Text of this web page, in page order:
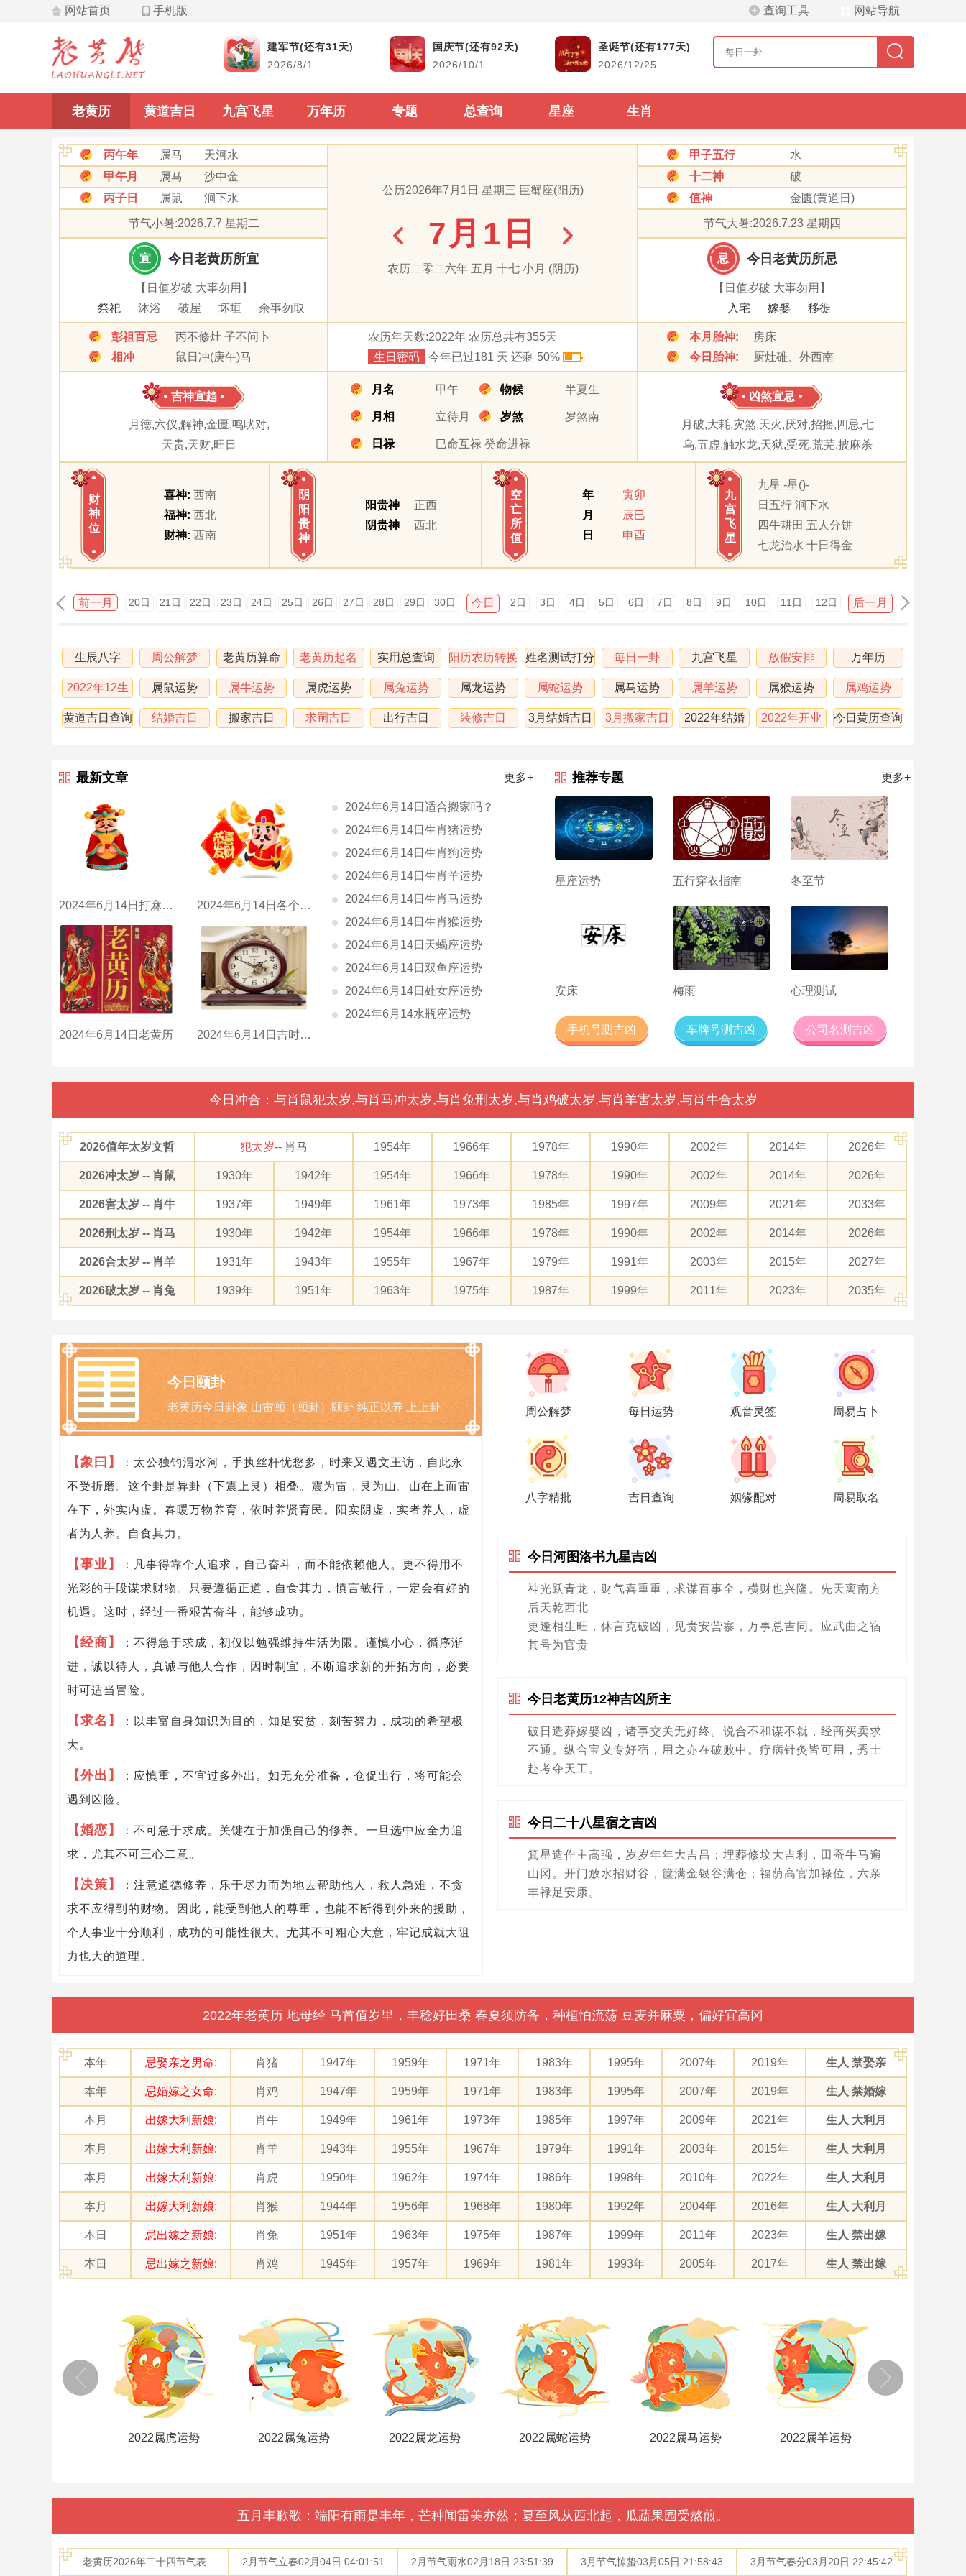
网站首页 手机版 查询工具 网站导航
飞星
九宫飞星
黄道吉日
结婚吉日
搬家吉日
开市吉日
装修吉日
动土吉日
生活查询
生男生女查询
古今时辰对照
阴阳历转换
二十四节气表
60甲子纳音顺序
建军节(还有31天)
2026/8/1
国庆节(还有92天)
2026/10/1
圣诞节(还有177天)
2026/12/25
老黄历 黄道吉日 九宫飞星 万年历 专题 总查询 星座 生肖
丙午年 属马
天河水
甲午月
属马
沙中金
丙子日
属鼠 涧下水
公历2026年7月1日 星期三 巨蟹座(阳历)
7月1日
农历二零二六年 五月 十七 小月 (阴历)
甲子五行
水
十二神
破
值神
金匮(黄道日)
节气小暑:2026.7.7 星期二 节气大暑:2026.7.23 星期四
宜 今日老黄历所宜
【日值岁破 大事勿用】
祭祀
沐浴 破屋 坏垣 余事勿取
忌 今日老黄历所忌
【日值岁破 大事勿用】
入宅
嫁娶 移徙
彭祖百忌
丙不修灶 子不问卜
相冲
鼠日冲(庚午)马
农历年天数:2022年 农历总共有355天
生日密码
今年已过181 天 还剩 50%
本月胎神:
房床
今日胎神:
厨灶碓、外西南
吉神宜趋
月德,六仪,解神,金匮,鸣吠对,
天贵,天财,旺日
月名 甲午 物候 半夏生
月相 立待月 岁煞 岁煞南
日禄 巳命互禄 癸命进禄
凶煞宜忌
月破,大耗,灾煞,天火,厌对,招摇,四忌,七
乌,五虚,触水龙,天狱,受死,荒芜,披麻杀
财
神
位
喜神: 西南
福神: 西北
财神: 西南
阴
阳
贵
神
阳贵神
正西
阴贵神
西北
空
亡
所
值
年
寅卯
月
辰巳
日
申酉
九
宫
飞
星
九星 -星()-
日五行 涧下水
四牛耕田 五人分饼
七龙治水 十日得金
前一月 20日 21日 22日 23日 24日 25日 26日 27日 28日 29日 30日 今日 2日 3日 4日 5日 6日 7日 8日 9日 10日 11日 12日 后一月
生辰八字 周公解梦 老黄历算命 老黄历起名 实用总查询 阳历农历转换 姓名测试打分 每日一卦 九宫飞星 放假安排 万年历
2022年12生
肖运程
属鼠运势 属牛运势 属虎运势 属兔运势 属龙运势 属蛇运势 属马运势 属羊运势 属猴运势 属鸡运势
黄道吉日查询 结婚吉日 搬家吉日 求嗣吉日 出行吉日 装修吉日
3月结婚吉日
3月搬家吉日
2022年结婚
2022年开业
今日黄历查询
最新文章 更多+ 推荐专题 更多+
2024年6月14日打麻将财神方位 2024年6月14日各个时辰财喜神方位
2024年6月14日老黄历 2024年6月14日吉时是什么时辰？
2024年6月14日适合搬家吗？
2024年6月14日生肖猪运势
2024年6月14日生肖狗运势
2024年6月14日生肖羊运势
2024年6月14日生肖马运势
2024年6月14日生肖猴运势
2024年6月14日天蝎座运势
2024年6月14日双鱼座运势
2024年6月14日处女座运势
2024年6月14水瓶座运势
星座运势 五行穿衣指南 冬至节
安床 梅雨 心理测试
手机号测吉凶 车牌号测吉凶 公司名测吉凶
今日冲合：与肖鼠犯太岁,与肖马冲太岁,与肖兔刑太岁,与肖鸡破太岁,与肖羊害太岁,与肖牛合太岁
2026值年太岁文哲 犯太岁-- 肖马 1954年 1966年 1978年 1990年 2002年 2014年 2026年
2026冲太岁 -- 肖鼠 1930年 1942年 1954年 1966年 1978年 1990年 2002年 2014年 2026年
2026害太岁 -- 肖牛 1937年 1949年 1961年 1973年 1985年 1997年 2009年 2021年 2033年
2026刑太岁 -- 肖马 1930年 1942年 1954年 1966年 1978年 1990年 2002年 2014年 2026年
2026合太岁 -- 肖羊 1931年 1943年 1955年 1967年 1979年 1991年 2003年 2015年 2027年
2026破太岁 -- 肖兔 1939年 1951年 1963年 1975年 1987年 1999年 2011年 2023年 2035年
今日颐卦
老黄历今日卦象 山雷颐（颐卦）颐卦 纯正以养 上上卦
【象曰】
：太公独钓渭水河，手执丝杆忧愁多，时来又遇文王访，自此永
不受折磨。这个卦是异卦（下震上艮）相叠。震为雷，艮为山。山在上而雷
在下，外实内虚。春暖万物养育，依时养贤育民。阳实阴虚，实者养人，虚
者为人养。自食其力。
【事业】
：凡事得靠个人追求，自己奋斗，而不能依赖他人。更不得用不
光彩的手段谋求财物。只要遵循正道，自食其力，慎言敏行，一定会有好的
机遇。这时，经过一番艰苦奋斗，能够成功。
【经商】
：不得急于求成，初仅以勉强维持生活为限。谨慎小心，循序渐
进，诚以待人，真诚与他人合作，因时制宜，不断追求新的开拓方向，必要
时可适当冒险。
【求名】
：以丰富自身知识为目的，知足安贫，刻苦努力，成功的希望极
大。
【外出】
：应慎重，不宜过多外出。如无充分准备，仓促出行，将可能会
遇到凶险。
【婚恋】
：不可急于求成。关键在于加强自己的修养。一旦选中应全力追
求，尤其不可三心二意。
【决策】
：注意道德修养，乐于尽力而为地去帮助他人，救人急难，不贪
求不应得到的财物。因此，能受到他人的尊重，也能不断得到外来的援助，
个人事业十分顺利，成功的可能性很大。尤其不可粗心大意，牢记成就大阻
力也大的道理。
周公解梦 每日运势 观音灵签 周易占卜
八字精批 吉日查询 姻缘配对 周易取名
今日河图洛书九星吉凶
神光跃青龙，财气喜重重，求谋百事全，横财也兴隆。先天离南方
后天乾西北
更逢相生旺，休言克破凶，见贵安营寨，万事总吉同。应武曲之宿
其号为官贵
今日老黄历12神吉凶所主
破日造葬嫁娶凶，诸事交关无好终。说合不和谋不就，经商买卖求
不通。纵合宝义专好宿，用之亦在破败中。疗病针灸皆可用，秀士
赴考夺天工。
今日二十八星宿之吉凶
箕星造作主高强，岁岁年年大吉昌；埋葬修坟大吉利，田蚕牛马遍
山冈。开门放水招财谷，箧满金银谷满仓；福荫高官加禄位，六亲
丰禄足安康。
2022年老黄历 地母经 马首值岁里，丰稔好田桑 春夏须防备，种植怕流荡 豆麦并麻粟，偏好宜高冈
本年 忌娶亲之男命: 肖猪 1947年 1959年 1971年 1983年 1995年 2007年 2019年 生人 禁娶亲
本年 忌婚嫁之女命: 肖鸡 1947年 1959年 1971年 1983年 1995年 2007年 2019年 生人 禁婚嫁
本月 出嫁大利新娘: 肖牛 1949年 1961年 1973年 1985年 1997年 2009年 2021年 生人 大利月
本月 出嫁大利新娘: 肖羊 1943年 1955年 1967年 1979年 1991年 2003年 2015年 生人 大利月
本月 出嫁大利新娘: 肖虎 1950年 1962年 1974年 1986年 1998年 2010年 2022年 生人 大利月
本月 出嫁大利新娘: 肖猴 1944年 1956年 1968年 1980年 1992年 2004年 2016年 生人 大利月
本日 忌出嫁之新娘: 肖兔 1951年 1963年 1975年 1987年 1999年 2011年 2023年 生人 禁出嫁
本日 忌出嫁之新娘: 肖鸡 1945年 1957年 1969年 1981年 1993年 2005年 2017年 生人 禁出嫁
2022属兔运势 2022属龙运势 2022属蛇运势 2022属马运势 2022属羊运势 2022属猴运势
五月丰歉歌：端阳有雨是丰年，芒种闻雷美亦然；夏至风从西北起，瓜蔬果园受熬煎。
老黄历2026年二十四节气表 2月节气立春02月04日 04:01:51 2月节气雨水02月18日 23:51:39 3月节气惊蛰03月05日 21:58:43 3月节气春分03月20日 22:45:42